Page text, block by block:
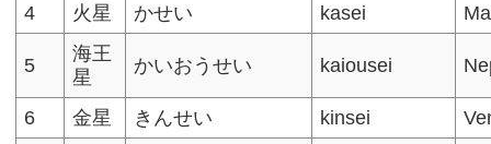
4 火星 かせい kasei
5
海王
星
かいおうせい kaiousei
6 金星 きんせい kinsei